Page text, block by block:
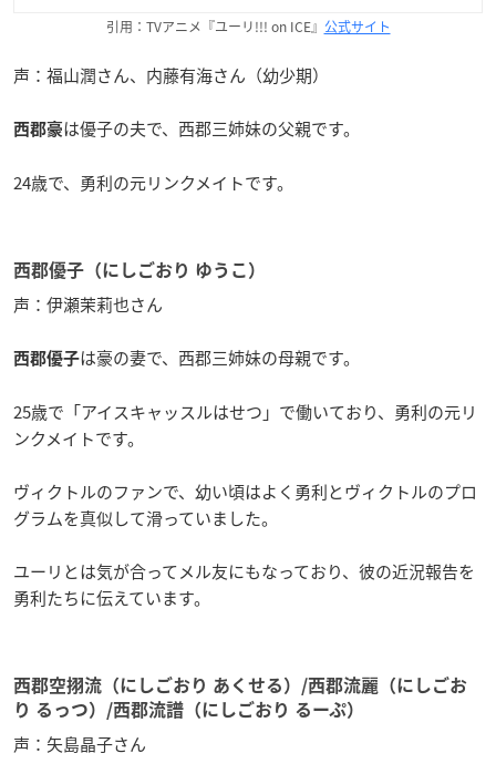
引用：TVアニメ『ユーリ!!! on ICE』 公式サイト
声：福山潤さん、内藤有海さん（幼少期）
西郡豪は優子の夫で、西郡三姉妹の父親です。
24歳で、勇利の元リンクメイトです。
西郡優子（にしごおり ゆうこ）
声：伊瀬茉莉也さん
西郡優子は豪の妻で、西郡三姉妹の母親です。
25歳で「アイスキャッスルはせつ」で働いており、勇利の元リ
ンクメイトです。
ヴィクトルのファンで、幼い頃はよく勇利とヴィクトルのプロ
グラムを真似して滑っていました。
ユーリとは気が合ってメル友にもなっており、彼の近況報告を
勇利たちに伝えています。
西郡空挧流（にしごおり あくせる）/西郡流麗（にしごお
り るっつ）/西郡流譜（にしごおり るーぷ）
声：矢島晶子さん